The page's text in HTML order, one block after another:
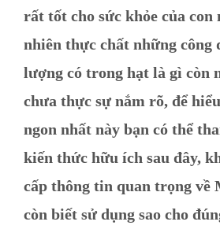
rất tốt cho sức khỏe của con
nhiên thực chất những công
lượng có trong hạt là gì còn
chưa thực sự nắm rõ, để
ngon nhất này bạn có thể
kiến thức hữu ích sau đây,
cấp thông tin quan trọng về
còn biết sử dụng sao cho